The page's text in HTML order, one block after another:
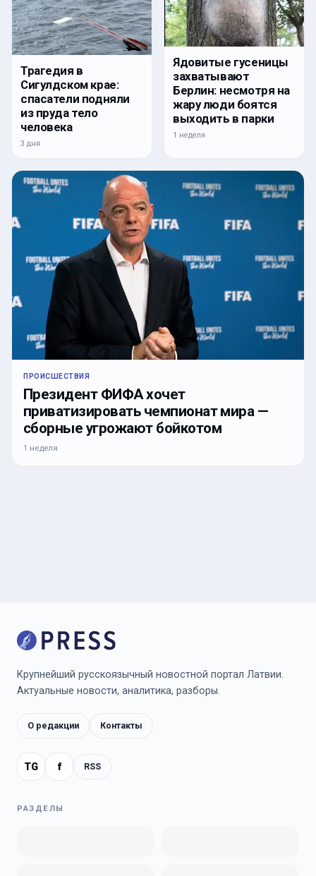
Трагедия в
Сигулдском крае:
спасатели подняли
из пруда тело
человека
3 дня
Ядовитые гусеницы
захватывают
Берлин: несмотря на
жару люди боятся
выходить в парки
1 неделя
ПРОИСШЕСТВИЯ
Президент ФИФА хочет
приватизировать чемпионат мира —
сборные угрожают бойкотом
1 неделя
Крупнейший русскоязычный новостной портал Латвии.
Актуальные новости, аналитика, разборы.
О редакции Контакты
TG f RSS
РАЗДЕЛЫ